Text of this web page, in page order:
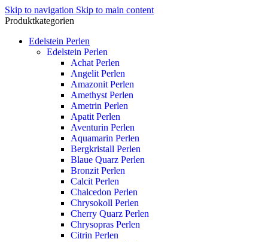
Skip to navigation Skip to main content
Produktkategorien
Edelstein Perlen
Edelstein Perlen
Achat Perlen
Angelit Perlen
Amazonit Perlen
Amethyst Perlen
Ametrin Perlen
Apatit Perlen
Aventurin Perlen
Aquamarin Perlen
Bergkristall Perlen
Blaue Quarz Perlen
Bronzit Perlen
Calcit Perlen
Chalcedon Perlen
Chrysokoll Perlen
Cherry Quarz Perlen
Chrysopras Perlen
Citrin Perlen